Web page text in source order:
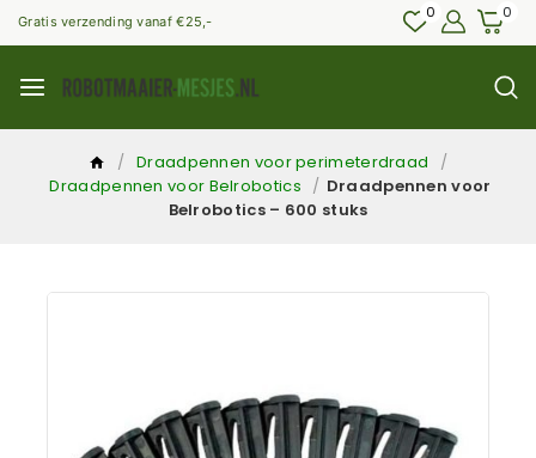
Gratis verzending vanaf €25,- 0 0
/ Draadpennen voor perimeterdraad
/
Draadpennen voor Belrobotics / Draadpennen voor
Belrobotics – 600 stuks